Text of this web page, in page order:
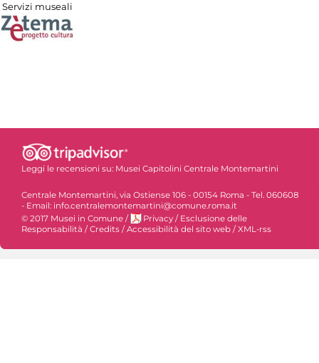
Servizi museali
Leggi le recensioni su: Musei Capitolini Centrale Montemartini
Centrale Montemartini, via Ostiense 106 - 00154 Roma - Tel. 060608
- Email: info.centralemontemartini@comune.roma.it
© 2017 Musei in Comune / Privacy / Esclusione delle
Responsabilità / Credits / Accessibilità del sito web / XML-rss